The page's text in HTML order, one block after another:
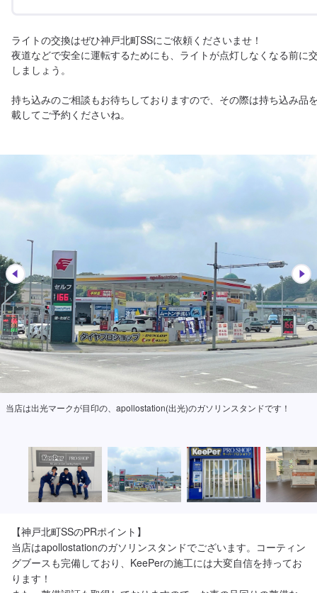
ライトの交換はぜひ神戸北町SSにご依頼くださいませ！
夜道などで安全に運転するためにも、ライトが点灯しなくなる前に
しましょう。
持ち込みのご相談もお待ちしておりますので、その際は持ち込み品
載してご予約くださいね。
当店は出光マークが目印の、apollostation(出光)のガソリンスタンドです！
【神戸北町SSのPRポイント】
当店はapollostationのガソリンスタンドでございます。コーティン
グブースも完備しており、KeePerの施工には大変自信を持ってお
ります！